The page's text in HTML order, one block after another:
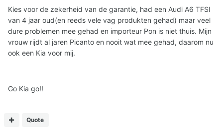
Kies voor de zekerheid van de garantie, had een Audi A6 TFSI
van 4 jaar oud(en reeds vele vag produkten gehad) maar veel
dure problemen mee gehad en importeur Pon is niet thuis. Mijn
vrouw rijdt al jaren Picanto en nooit wat mee gehad, daarom nu
ook een Kia voor mij.
Go Kia go!!
Quote